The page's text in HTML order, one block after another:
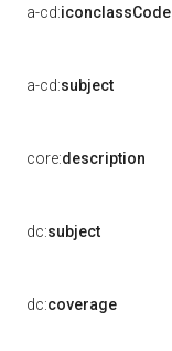
a-cd:iconclassCode
a-cd:subject
core:description
dc:subject
dc:coverage